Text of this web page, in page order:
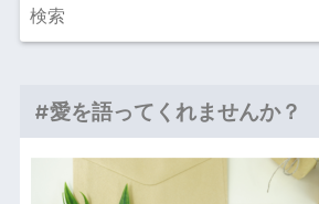
#愛を語ってくれませんか？